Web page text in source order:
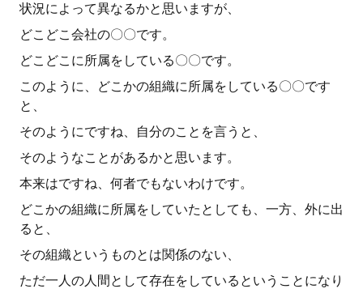
状況によって異なるかと思いますが、
どこどこ会社の〇〇です。
どこどこに所属をしている〇〇です。
このように、どこかの組織に所属をしている〇〇です
と、
そのようにですね、自分のことを言うと、
そのようなことがあるかと思います。
本来はですね、何者でもないわけです。
どこかの組織に所属をしていたとしても、一方、外に出
ると、
その組織というものとは関係のない、
ただ一人の人間として存在をしているということになり